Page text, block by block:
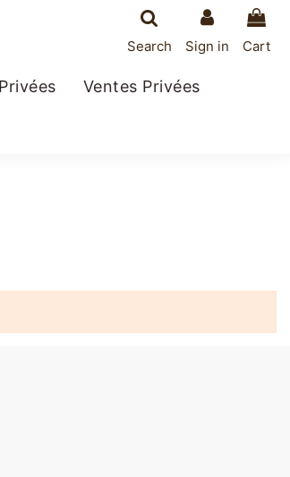
Search Sign in Cart
Ventes Privées